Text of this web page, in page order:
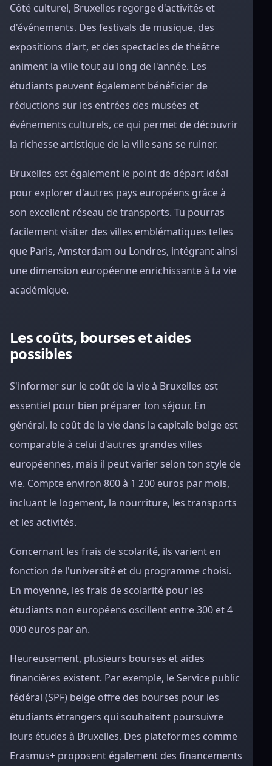
Côté culturel, Bruxelles regorge d'activités et
d'événements. Des festivals de musique, des
expositions d'art, et des spectacles de théâtre
animent la ville tout au long de l'année. Les
étudiants peuvent également bénéficier de
réductions sur les entrées des musées et
événements culturels, ce qui permet de découvrir
la richesse artistique de la ville sans se ruiner.
Bruxelles est également le point de départ idéal
pour explorer d'autres pays européens grâce à
son excellent réseau de transports. Tu pourras
facilement visiter des villes emblématiques telles
que Paris, Amsterdam ou Londres, intégrant ainsi
une dimension européenne enrichissante à ta vie
académique.
Les coûts, bourses et aides
possibles
S'informer sur le coût de la vie à Bruxelles est
essentiel pour bien préparer ton séjour. En
général, le coût de la vie dans la capitale belge est
comparable à celui d'autres grandes villes
européennes, mais il peut varier selon ton style de
vie. Compte environ 800 à 1 200 euros par mois,
incluant le logement, la nourriture, les transports
et les activités.
Concernant les frais de scolarité, ils varient en
fonction de l'université et du programme choisi.
En moyenne, les frais de scolarité pour les
étudiants non européens oscillent entre 300 et 4
000 euros par an.
Heureusement, plusieurs bourses et aides
financières existent. Par exemple, le Service public
fédéral (SPF) belge offre des bourses pour les
étudiants étrangers qui souhaitent poursuivre
leurs études à Bruxelles. Des plateformes comme
Erasmus+ proposent également des financements